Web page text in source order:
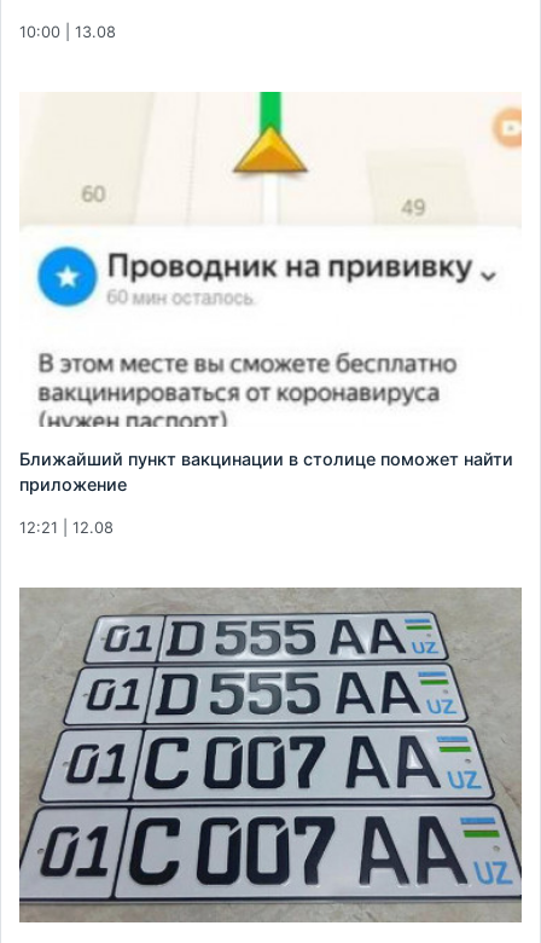
10:00 | 13.08
Ближайший пункт вакцинации в столице поможет найти
приложение
12:21 | 12.08